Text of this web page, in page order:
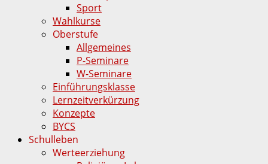
Sport
Wahlkurse
Oberstufe
Allgemeines
P-Seminare
W-Seminare
Einführungsklasse
Lernzeitverkürzung
Konzepte
BYCS
Schulleben
Werteerziehung